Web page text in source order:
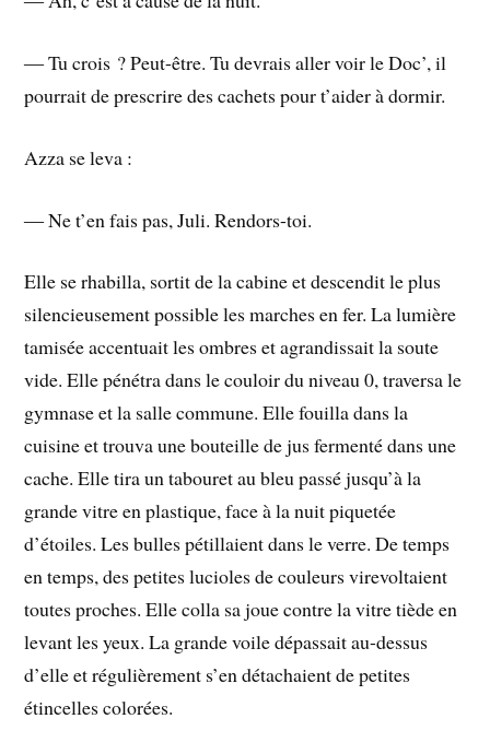
― Tu crois ? Peut-être. Tu devrais aller voir le Doc’, il
pourrait de prescrire des cachets pour t’aider à dormir.
Azza se leva :
― Ne t’en fais pas, Juli. Rendors-toi.
Elle se rhabilla, sortit de la cabine et descendit le plus
silencieusement possible les marches en fer. La lumière
tamisée accentuait les ombres et agrandissait la soute
vide. Elle pénétra dans le couloir du niveau 0, traversa le
gymnase et la salle commune. Elle fouilla dans la
cuisine et trouva une bouteille de jus fermenté dans une
cache. Elle tira un tabouret au bleu passé jusqu’à la
grande vitre en plastique, face à la nuit piquetée
d’étoiles. Les bulles pétillaient dans le verre. De temps
en temps, des petites lucioles de couleurs virevoltaient
toutes proches. Elle colla sa joue contre la vitre tiède en
levant les yeux. La grande voile dépassait au-dessus
d’elle et régulièrement s’en détachaient de petites
étincelles colorées.